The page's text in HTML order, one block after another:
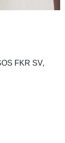
FKR SV,